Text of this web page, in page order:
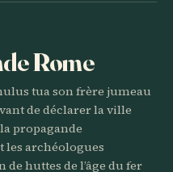
Rome
tua son frère jumeau
de déclarer la ville
propagande
les archéologues
huttes de l’âge du fer